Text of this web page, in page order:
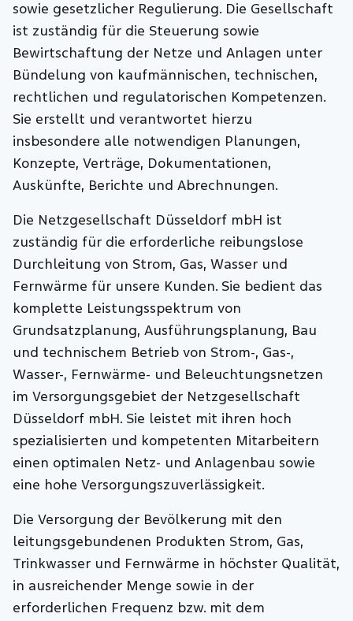
sowie gesetzlicher Regulierung. Die Gesellschaft
ist zuständig für die Steuerung sowie
Bewirtschaftung der Netze und Anlagen unter
Bündelung von kaufmännischen, technischen,
rechtlichen und regulatorischen Kompetenzen.
Sie erstellt und verantwortet hierzu
insbesondere alle notwendigen Planungen,
Konzepte, Verträge, Dokumentationen,
Auskünfte, Berichte und Abrechnungen.
Die Netzgesellschaft Düsseldorf mbH ist
zuständig für die erforderliche reibungslose
Durchleitung von Strom, Gas, Wasser und
Fernwärme für unsere Kunden. Sie bedient das
komplette Leistungsspektrum von
Grundsatzplanung, Ausführungsplanung, Bau
und technischem Betrieb von Strom-, Gas-,
Wasser-, Fernwärme- und Beleuchtungsnetzen
im Versorgungsgebiet der Netzgesellschaft
Düsseldorf mbH. Sie leistet mit ihren hoch
spezialisierten und kompetenten Mitarbeitern
einen optimalen Netz- und Anlagenbau sowie
eine hohe Versorgungszuverlässigkeit.
Die Versorgung der Bevölkerung mit den
leitungsgebundenen Produkten Strom, Gas,
Trinkwasser und Fernwärme in höchster Qualität,
in ausreichender Menge sowie in der
erforderlichen Frequenz bzw. mit dem